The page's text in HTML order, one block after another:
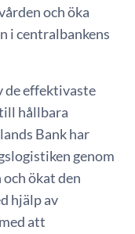
och öka
i centralbankens
de effektivaste
hållbara
Bank har
genom
ökat den
hjälp av
att